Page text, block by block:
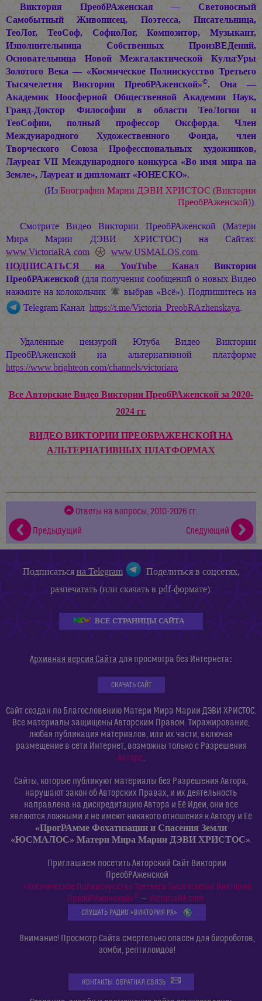
Виктория ПреобРАженская — Светоносный
Самобытный Живописец, Поэтесса, Писательница,
ТеоЛог, ТеоСоф, СофиоЛог, Композитор, Музыкант,
Изполнительница Собственных ПроизВЕДений,
Основательница Новой Межгалактической КультУры
Золотого Века — «Космическое Полиискусство Третьего
Тысячелетия Виктории ПреобРАженской»©. Она —
Академик Ноосферной Общественной Академии Наук,
Гранд-Доктор Философии в области ТеоЛогии и
ТеоСофии, полный профессор Оксфорда. Член
Международного Художественного Фонда, член
Творческого Союза Профессиональных художников,
Лауреат VII Международного конкурса «Во имя мира на
Земле», Лауреат и дипломант «ЮНЕСКО».
(ИзБиографииМарии ДЭВИ ХРИСТОС (Виктории
ПреобРАженской)).
Смотрите Видео Виктории ПреобРАженской (Матери
МираМарии ДЭВИ ХРИСТОС) на Сайтах:
www.VictoriaRA.com
www.USMALOS.com.
ПОДПИСАТЬСЯ на YouTube КаналВиктории
ПреобРАженской (для получения сообщений о новых Видео
нажмите на колокольчик
выбрав «Всё»). Подпишитесь на
Telegram Канал https://t.me/Victoria_PreobRAzhenskaya.
Удалённые цензурой Ютуба Видео Виктории
ПреобРАженской на альтернативной платформе
https://www.brighteon.com/channels/victoriara
Все Авторские Видео Виктории ПреобРАженской за 2020-
2024 гг.
ВИДЕО ВИКТОРИИ ПРЕОБРАЖЕНСКОЙ НА
АЛЬТЕРНАТИВНЫХ ПЛАТФОРМАХ
Ответы на вопросы, 2010-2026 гг.
Предыдущий
Следующий
Подписатьсяна Telegram
Поделиться в соцсетях,
разпечатать (или скачать в pdf-формате):
ВСЕ СТРАНИЦЫ САЙТА
Архивная версия Сайта для просмотра без Интернета:
СКАЧАТЬ САЙТ
Сайт создан по Благословению Матери Мира Марии ДЭВИ ХРИСТОС.
Все материалы защищены Авторским Правом. Тиражирование,
любая публикация материалов, или их части, включая
размещение в сети Интернет, возможны только с Разрешения
Автора.
Сайты, которые публикуют материалы без Разрешения Автора,
нарушают закон об Авторских Правах, и их деятельность
направлена на дискредитацию Автора и Её Идеи, они все
являются ложными и не имеют никакого отношения к Автору и Её
«ПрогРАмме Фохатизации и Спасения Земли
«ЮСМАЛОС» Матери Мира Марии ДЭВИ ХРИСТОС».
Приглашаем посетить Авторский Сайт Виктории
ПреобРАженской
«Космическое Полиискусство Третьего Тысячелетия Виктории
ПреобРАженской»©— VictoriaRA.com
СЛУШАТЬ РАДИО «ВИКТОРИЯ РА»
Внимание! Просмотр Сайта смертельно опасен для биороботов,
зомби, рептилоидов!
КОНТАКТЫ. ОБРАТНАЯ СВЯЗЬ